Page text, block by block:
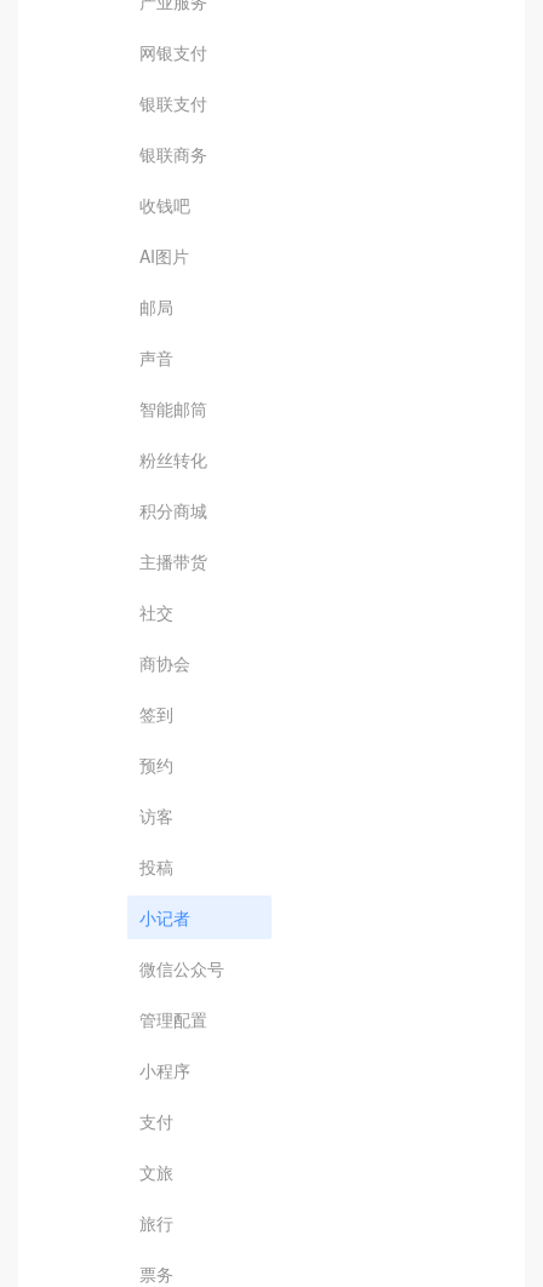
网银支付
银联支付
银联商务
收钱吧
AI图片
邮局
声音
智能邮筒
粉丝转化
积分商城
主播带货
社交
商协会
签到
预约
访客
投稿
小记者
微信公众号
管理配置
小程序
支付
文旅
旅行
票务